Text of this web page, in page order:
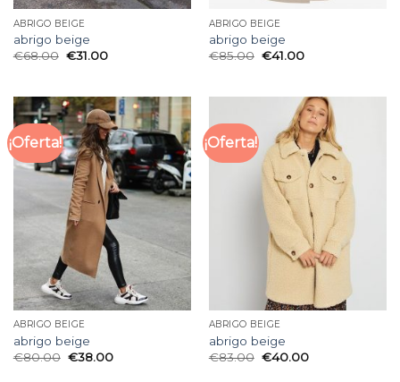
ABRIGO BEIGE
abrigo beige
€68.00 €31.00
ABRIGO BEIGE
abrigo beige
€85.00 €41.00
¡Oferta!
ABRIGO BEIGE
abrigo beige
€80.00 €38.00
¡Oferta!
ABRIGO BEIGE
abrigo beige
€83.00 €40.00